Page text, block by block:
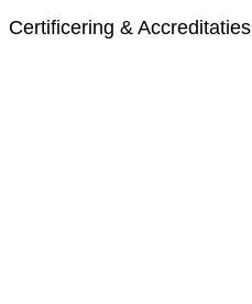
Certificering & Accreditaties